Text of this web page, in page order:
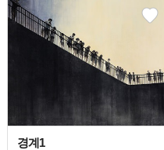
경계1